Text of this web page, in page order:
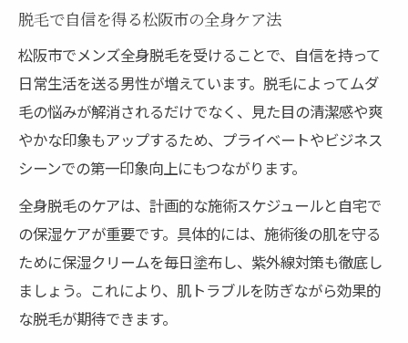
脱毛で自信を得る松阪市の全身ケア法
松阪市でメンズ全身脱毛を受けることで、自信を持って
日常生活を送る男性が増えています。脱毛によってムダ
毛の悩みが解消されるだけでなく、見た目の清潔感や爽
やかな印象もアップするため、プライベートやビジネス
シーンでの第一印象向上にもつながります。
全身脱毛のケアは、計画的な施術スケジュールと自宅で
の保湿ケアが重要です。具体的には、施術後の肌を守る
ために保湿クリームを毎日塗布し、紫外線対策も徹底し
ましょう。これにより、肌トラブルを防ぎながら効果的
な脱毛が期待できます。